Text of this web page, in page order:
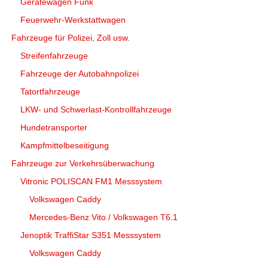
Feuerwehr-Werkstattwagen
Fahrzeuge für Polizei, Zoll usw.
Streifenfahrzeuge
Fahrzeuge der Autobahnpolizei
Tatortfahrzeuge
LKW- und Schwerlast-Kontrollfahrzeuge
Hundetransporter
Kampfmittelbeseitigung
Fahrzeuge zur Verkehrsüberwachung
Vitronic POLISCAN FM1 Messsystem
Volkswagen Caddy
Mercedes-Benz Vito / Volkswagen T6.1
Jenoptik TraffiStar S351 Messsystem
Volkswagen Caddy